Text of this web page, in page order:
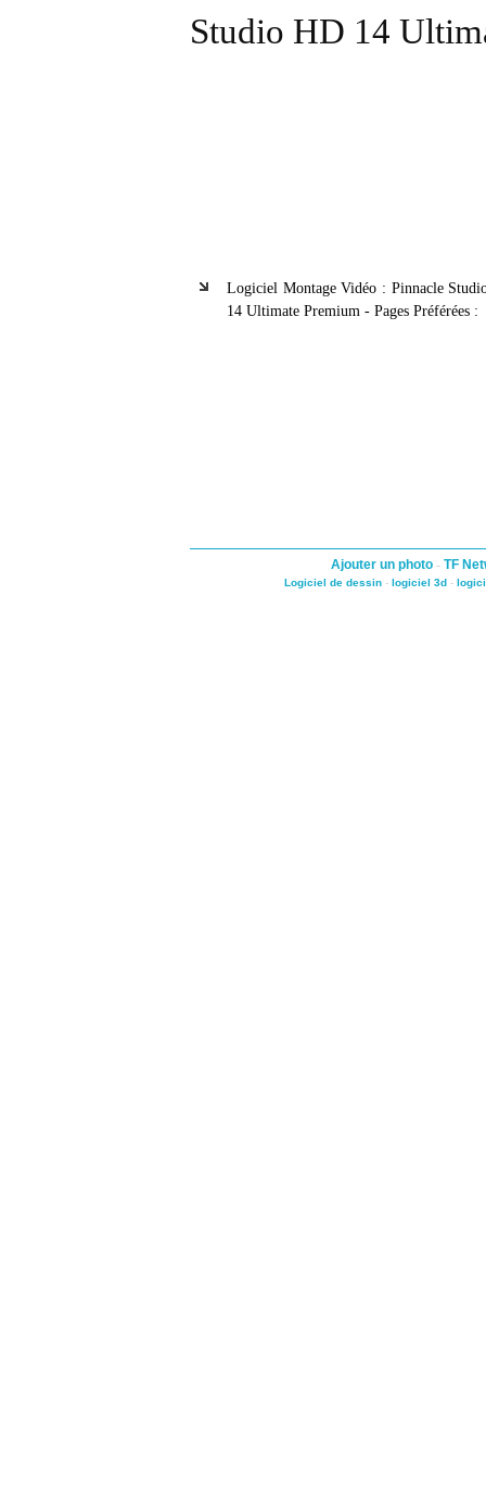
Studio HD 14
Logiciel Montage Vidéo : Pinnacle
14 Ultimate Premium - Pages Préférées :
Ajouter un photo - TF
Logiciel de dessin - logiciel 3d -